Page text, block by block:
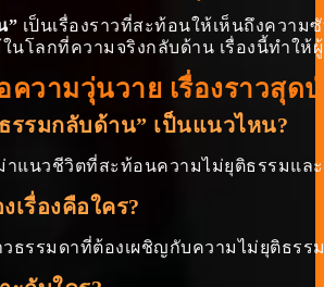
” เป็นเรื่องราวที่สะท้อนให้เห็นถึงควา
นโลกที่ความจริงกลับด้าน เรื่องนี้ทำใ
วามวุ่นวาย เรื่องราวสุด
รรมกลับด้าน” เป็นแนวไหน?
าแนวชีวิตที่สะท้อนความไม่ยุติธรรมแล
เรื่องคือใคร?
ธรรมดาที่ต้องเผชิญกับความไม่ยุติธรร